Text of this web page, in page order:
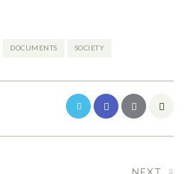
DOCUMENTS SOCIETY
NEXT